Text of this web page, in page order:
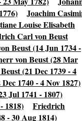
Joachim
Louise Elisabeth
Carl von Beust
Beust (14 Jun 1734 -
von Beust (28 Mar
(21 Dec 1739 - 4
1740 - 4 Nov 1827)
Jul 1741 - 1807)
1818)
Friedrich
- 30 Aug 1814)